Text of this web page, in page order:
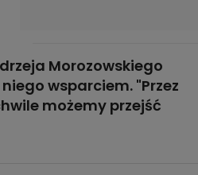
Morozowskiego
wsparciem. "Przez
możemy przejść